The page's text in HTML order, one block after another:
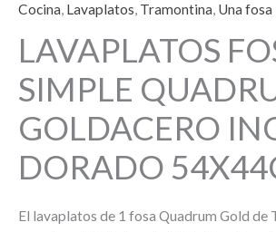
Cocina, Lavaplatos, Tramontina, Una fosa
LAVAPLATOS
SIMPLE
GOLDACERO
DORADO
El lavaplatos de 1 fosa Quadrum Gold de